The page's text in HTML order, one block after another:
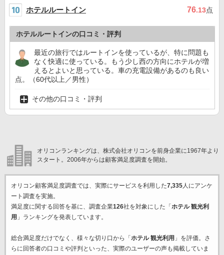
ホテルルートイン 76.13点
ホテルルートインの口コミ・評判
最近の旅行ではルートインを使っているが、特に問題も
なく快適に使っている。もう少し西の方向にホテルが増
えるとよいと思っている。車の充電設備があるのも良い
点。（60代以上／男性）
その他の口コミ・評判
オリコンランキングは、株式会社オリコンを前身企業に1967年より
スタート。2006年からは顧客満足度調査を開始。
オリコン顧客満足度調査では、実際にサービスを利用した7,335人にアンケ
ート調査を実施。
満足度に関する回答を基に、調査企業126社を対象にした「 ホテル 観光利
用 」ランキングを発表しています。
総合満足度だけでなく、様々な切り口から「 ホテル 観光利用 」を評価。さ
らに回答者の口コミや評判といった、実際のユーザーの声も掲載していま